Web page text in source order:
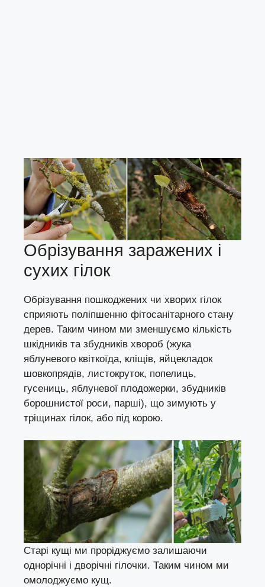
Обрізування заражених і
сухих гілок
Обрізування пошкоджених чи хворих гілок
сприяють поліпшенню фітосанітарного стану
дерев. Таким чином ми зменшуємо кількість
шкідників та збудників хвороб (жука
яблуневого квіткоїда, кліщів, яйцекладок
шовкопрядів, листокруток, попелиць,
гусениць, яблуневої плодожерки, збудників
борошнистої роси, парші), що зимують у
тріщинах гілок, або під корою.
Старі кущі ми проріджуємо залишаючи
однорічні і дворічні гілочки. Таким чином ми
омолоджуємо кущ.